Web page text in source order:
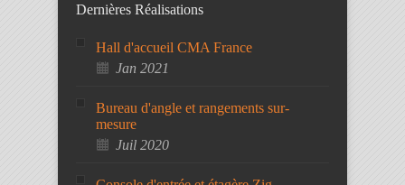
Dernières Réalisations
Hall d'accueil CMA France
Jan 2021
Bureau d'angle et rangements sur-
mesure
Juil 2020